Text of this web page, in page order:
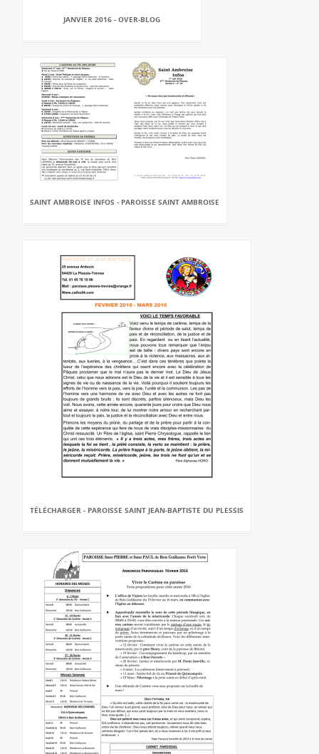
JANVIER 2016 - OVER-BLOG
SAINT AMBROISE INFOS - PAROISSE SAINT AMBROISE
TÉLÉCHARGER - PAROISSE SAINT JEAN-BAPTISTE DU PLESSIS